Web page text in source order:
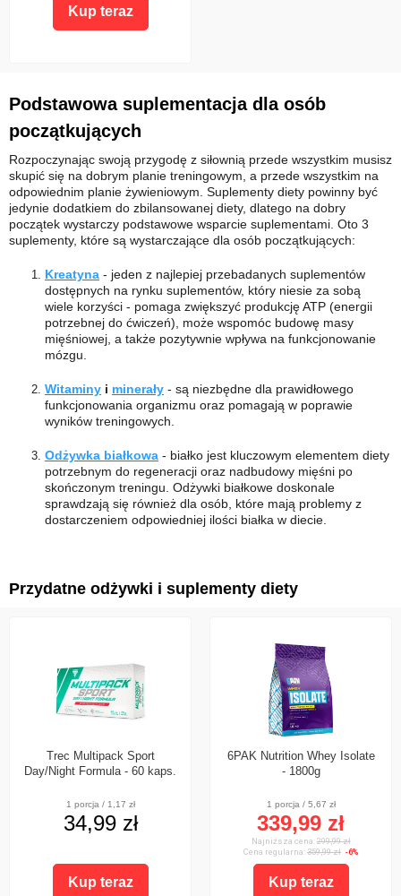
Kup teraz
Podstawowa suplementacja dla osób
początkujących
Rozpoczynając swoją przygodę z siłownią przede wszystkim musisz
skupić się na dobrym planie treningowym, a przede wszystkim na
odpowiednim planie żywieniowym. Suplementy diety powinny być
jedynie dodatkiem do zbilansowanej diety, dlatego na dobry
początek wystarczy podstawowe wsparcie suplementami. Oto 3
suplementy, które są wystarczające dla osób początkujących:
Kreatyna - jeden z najlepiej przebadanych suplementów
dostępnych na rynku suplementów, który niesie za sobą
wiele korzyści - pomaga zwiększyć produkcję ATP (energii
potrzebnej do ćwiczeń), może wspomóc budowę masy
mięśniowej, a także pozytywnie wpływa na funkcjonowanie
mózgu.
Witaminy i minerały - są niezbędne dla prawidłowego
funkcjonowania organizmu oraz pomagają w poprawie
wyników treningowych.
Odżywka białkowa - białko jest kluczowym elementem diety
potrzebnym do regeneracji oraz nadbudowy mięśni po
skończonym treningu. Odżywki białkowe doskonale
sprawdzają się również dla osób, które mają problemy z
dostarczeniem odpowiedniej ilości białka w diecie.
Przydatne odżywki i suplementy diety
Trec Multipack Sport
Day/Night Formula - 60 kaps.
1 porcja / 1,17 zł
34,99 zł
Kup teraz
6PAK Nutrition Whey Isolate
- 1800g
1 porcja / 5,67 zł
339,99 zł
Najniższa cena:299,99 zł
Cena regularna: 359,99 zł -6%
Kup teraz